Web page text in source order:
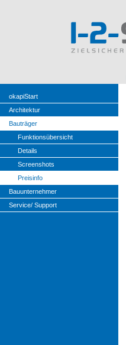
okapiStart
Architektur
Bauträger
Funktionsübersicht
Details
Screenshots
Preisinfo
Bauunternehmer
Service/ Support